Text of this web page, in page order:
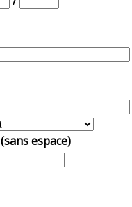
(sans espace)